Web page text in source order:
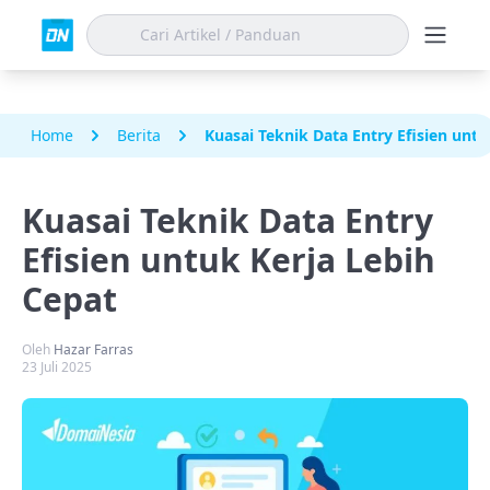
Home Berita Kuasai Teknik Data Entry Efisien
Kuasai Teknik Data Entry
Efisien untuk Kerja Lebih
Cepat
Oleh Hazar Farras
23 Juli 2025